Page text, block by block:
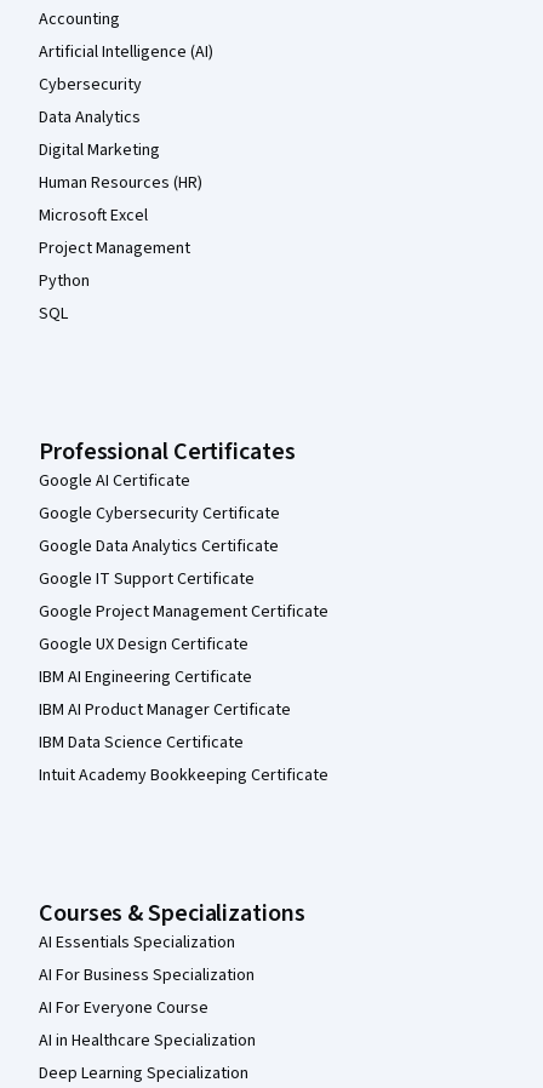
Accounting
Artificial Intelligence (AI)
Cybersecurity
Data Analytics
Digital Marketing
Human Resources (HR)
Microsoft Excel
Project Management
Python
SQL
Professional Certificates
Google AI Certificate
Google Cybersecurity Certificate
Google Data Analytics Certificate
Google IT Support Certificate
Google Project Management Certificate
Google UX Design Certificate
IBM AI Engineering Certificate
IBM AI Product Manager Certificate
IBM Data Science Certificate
Intuit Academy Bookkeeping Certificate
Courses & Specializations
AI Essentials Specialization
AI For Business Specialization
AI For Everyone Course
AI in Healthcare Specialization
Deep Learning Specialization